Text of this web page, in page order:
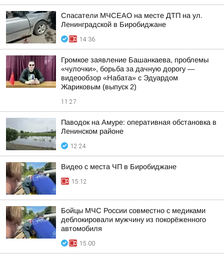
Спасатели МЧСЕАО на месте ДТП на ул.
Ленинградской в Биробиджане
14:36
Громкое заявление Башанкаева, проблемы
«чулочки», борьба за дачную дорогу —
видеообзор «Набата» с Эдуардом
Жариковым (выпуск 2)
11:27
Паводок на Амуре: оперативная обстановка в
Ленинском районе
12:24
Видео с места ЧП в Биробиджане
15:12
Бойцы МЧС России совместно с медиками
деблокировали мужчину из покорёженного
автомобиля
15:00